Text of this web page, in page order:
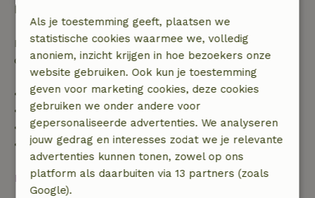
boekingsbedrag.
Daarna krijg je een deel van de reissom en 100% van
de borg terugbetaald:
• tot 42 dagen voor aankomst: 70% terugbetaald
• 42–28 dagen voor aankomst: 40% terugbetaald
• 28 dagen tot de aankomstdag: 10% terugbetaald
• op de aankomstdag of later: geen terugbetaling
Bekijk alles
Als je toestemming geeft, plaatsen we
statistische cookies waarmee we, volledig
anoniem, inzicht krijgen in hoe bezoekers onze
website gebruiken. Ook kun je toestemming
geven voor marketing cookies, deze cookies
gebruiken we onder andere voor
gepersonaliseerde advertenties. We analyseren
jouw gedrag en interesses zodat we je relevante
advertenties kunnen tonen, zowel op ons
platform als daarbuiten via 13 partners (zoals
Google).